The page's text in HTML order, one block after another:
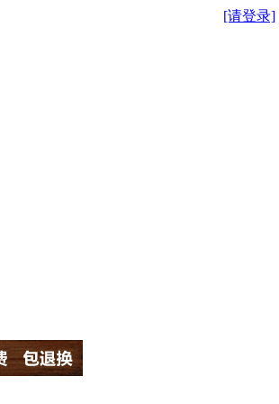
[请登录]